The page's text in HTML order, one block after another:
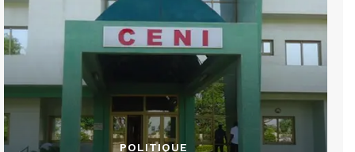
POLITIQUE